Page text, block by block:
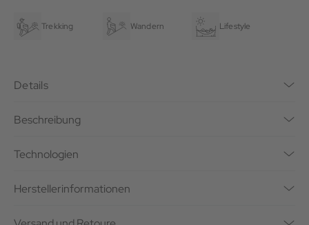
Trekking Wandern Lifestyle
Details
Beschreibung
Technologien
Herstellerinformationen